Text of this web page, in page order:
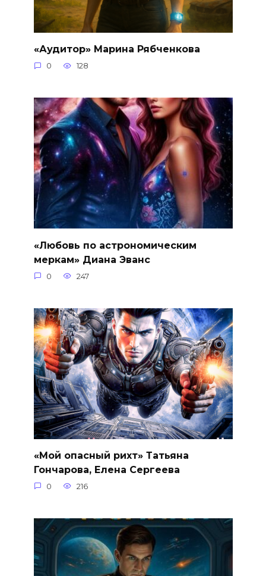
«Аудитор» Марина Рябченкова
0 128
«Любовь по астрономическим
меркам» Диана Эванс
0 247
«Мой опасный рихт» Татьяна
Гончарова, Елена Сергеева
0 216